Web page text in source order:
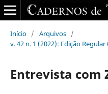
Início / Arquivos /
v. 42 n. 1 (2022): Edição
Entrevista com